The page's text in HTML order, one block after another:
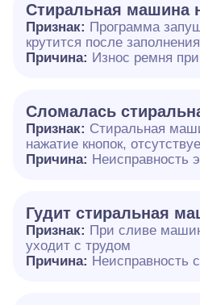
Стиральная машина
Признак: Программа
крутится после
Причина: Износ ремня
Сломалась
Признак: Стиральная
нажатие кнопок,
Причина: Неисправность
Гудит стиральная
Признак: При сливе
уходит с трудом
Причина: Неисправность